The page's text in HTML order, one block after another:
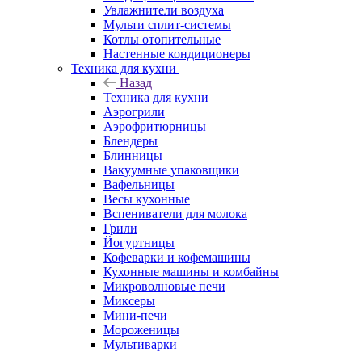
Увлажнители воздуха
Мульти сплит-системы
Котлы отопительные
Настенные кондиционеры
Техника для кухни
Назад
Техника для кухни
Аэрогрили
Аэрофритюрницы
Блендеры
Блинницы
Вакуумные упаковщики
Вафельницы
Весы кухонные
Вспениватели для молока
Грили
Йогуртницы
Кофеварки и кофемашины
Кухонные машины и комбайны
Микроволновые печи
Миксеры
Мини-печи
Мороженицы
Мультиварки